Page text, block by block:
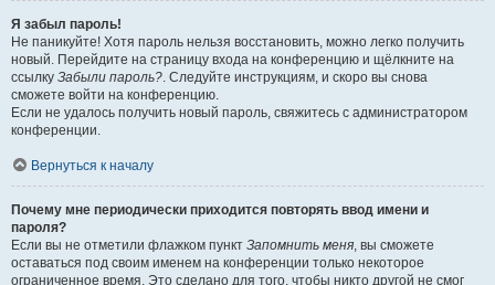
Я забыл пароль!
Не паникуйте! Хотя пароль нельзя восстановить, можно легко получить
новый. Перейдите на страницу входа на конференцию и щёлкните на
ссылку Забыли пароль?. Следуйте инструкциям, и скоро вы снова
сможете войти на конференцию.
Если не удалось получить новый пароль, свяжитесь с администратором
конференции.
Вернуться к началу
Почему мне периодически приходится повторять ввод имени и
пароля?
Если вы не отметили флажком пункт Запомнить меня, вы сможете
оставаться под своим именем на конференции только некоторое
ограниченное время. Это сделано для того, чтобы никто другой не смог